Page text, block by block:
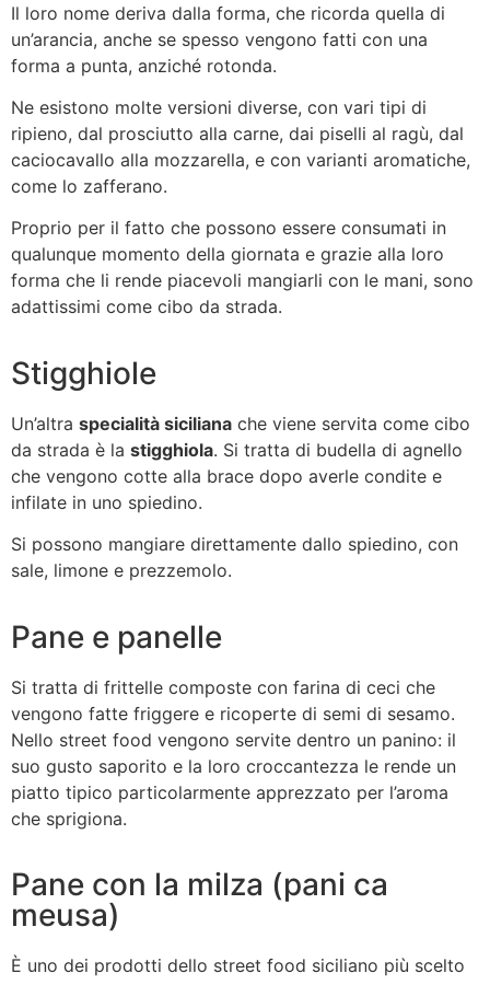
Il loro nome deriva dalla forma, che ricorda quella di
un’arancia, anche se spesso vengono fatti con una
forma a punta, anziché rotonda.
Ne esistono molte versioni diverse, con vari tipi di
ripieno, dal prosciutto alla carne, dai piselli al ragù, dal
caciocavallo alla mozzarella, e con varianti aromatiche,
come lo zafferano.
Proprio per il fatto che possono essere consumati in
qualunque momento della giornata e grazie alla loro
forma che li rende piacevoli mangiarli con le mani, sono
adattissimi come cibo da strada.
Stigghiole
Un’altra specialità siciliana che viene servita come cibo
da strada è la stigghiola. Si tratta di budella di agnello
che vengono cotte alla brace dopo averle condite e
infilate in uno spiedino.
Si possono mangiare direttamente dallo spiedino, con
sale, limone e prezzemolo.
Pane e panelle
Si tratta di frittelle composte con farina di ceci che
vengono fatte friggere e ricoperte di semi di sesamo.
Nello street food vengono servite dentro un panino: il
suo gusto saporito e la loro croccantezza le rende un
piatto tipico particolarmente apprezzato per l’aroma
che sprigiona.
Pane con la milza (pani ca
meusa)
È uno dei prodotti dello street food siciliano più scelto